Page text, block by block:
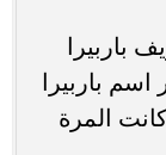
جوزيف باربيرا
اسم باربيرا
المرة